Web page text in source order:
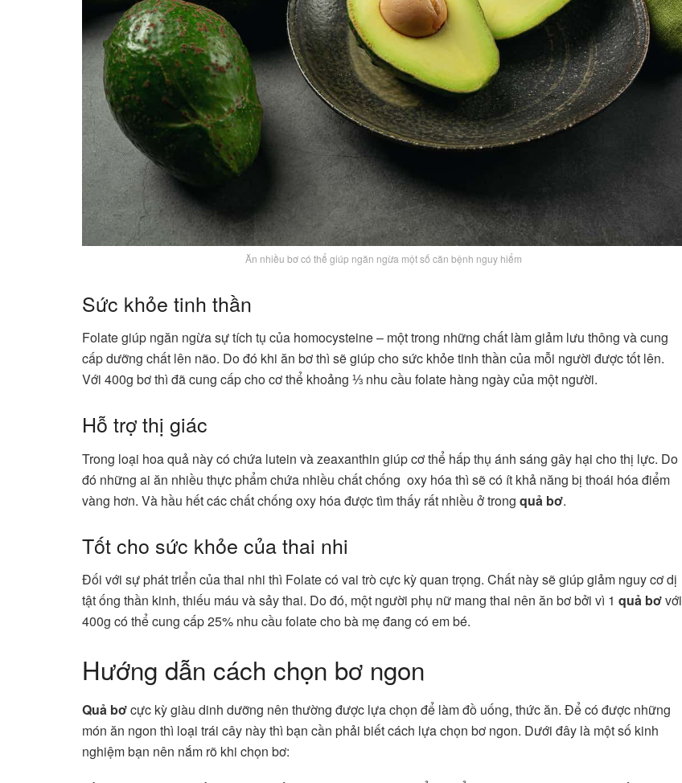
Ăn nhiều bơ có thể giúp ngăn ngừa một số căn bệnh nguy hiểm
Sức khỏe tinh thần
Folate giúp ngăn ngừa sự tích tụ của homocysteine – một trong những chất làm giảm lưu thông và cung
cấp dưỡng chất lên não. Do đó khi ăn bơ thì sẽ giúp cho sức khỏe tinh thần của mỗi người được tốt lên.
Với 400g bơ thì đã cung cấp cho cơ thể khoảng ⅓ nhu cầu folate hàng ngày của một người.
Hỗ trợ thị giác
Trong loại hoa quả này có chứa lutein và zeaxanthin giúp cơ thể hấp thụ ánh sáng gây hại cho thị lực. Do
đó những ai ăn nhiều thực phẩm chứa nhiều chất chống oxy hóa thì sẽ có ít khả năng bị thoái hóa điểm
vàng hơn. Và hầu hết các chất chống oxy hóa được tìm thấy rất nhiều ở trong quả bơ.
Tốt cho sức khỏe của thai nhi
Đối với sự phát triển của thai nhi thì Folate có vai trò cực kỳ quan trọng. Chất này sẽ giúp giảm nguy cơ dị
tật ống thần kinh, thiếu máu và sảy thai. Do đó, một người phụ nữ mang thai nên ăn bơ bởi vì 1 quả bơvới
400g có thể cung cấp 25% nhu cầu folate cho bà mẹ đang có em bé.
Hướng dẫn cách chọn bơ ngon
Quả bơcực kỳ giàu dinh dưỡng nên thường được lựa chọn để làm đồ uống, thức ăn. Để có được những
món ăn ngon thì loại trái cây này thì bạn cần phải biết cách lựa chọn bơ ngon. Dưới đây là một số kinh
nghiệm bạn nên nắm rõ khi chọn bơ: